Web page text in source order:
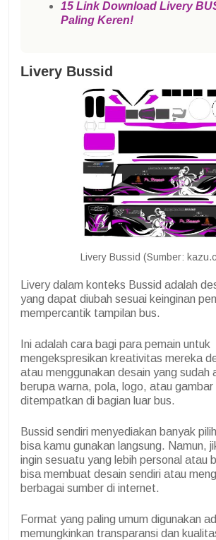
15 Link Download Livery
Paling Keren!
Livery Bussid
Livery Bussid (Sumber:
Livery dalam konteks Bussid adalah
yang dapat diubah sesuai keinginan
mempercantik tampilan bus.
Ini adalah cara bagi para pemain untuk
mengekspresikan kreativitas mereka
atau menggunakan desain yang sudah
berupa warna, pola, logo, atau gambar
ditempatkan di bagian luar bus.
Bussid sendiri menyediakan banyak
bisa kamu gunakan langsung. Namun,
ingin sesuatu yang lebih personal atau
bisa membuat desain sendiri atau
berbagai sumber di internet.
Format yang paling umum digunakan
memungkinkan transparansi dan